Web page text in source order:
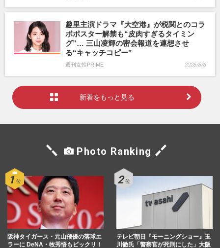
趣里主演ドラマ『大空港』が税関とのコラ
ボポスター解禁も“皮肉すぎるタイミン
グ”… 三山凌輝の密会報道を連想させ
る“キャッチコピー”
週刊女性PRIME 2026/8/6
新着をもっと見る
Photo Ranking
阪神タイガース・元山飛優の落球エ
ラーに DeNA・牧秀悟もビックリ！
テレビ朝日『モーニングショー』玉
川徹氏「警察官が死刑にした」大阪